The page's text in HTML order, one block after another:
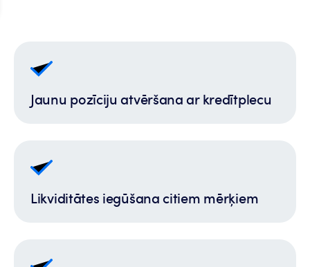
Jaunu pozīciju atvēršana ar kredītplecu
Likviditātes iegūšana citiem mērķiem